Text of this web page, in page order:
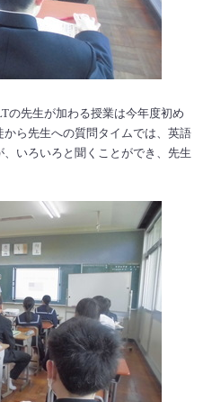
の先生が加わる授業は今年度初め
ら先生への質問タイムでは、英語
いろいろと聞くことができ、先生